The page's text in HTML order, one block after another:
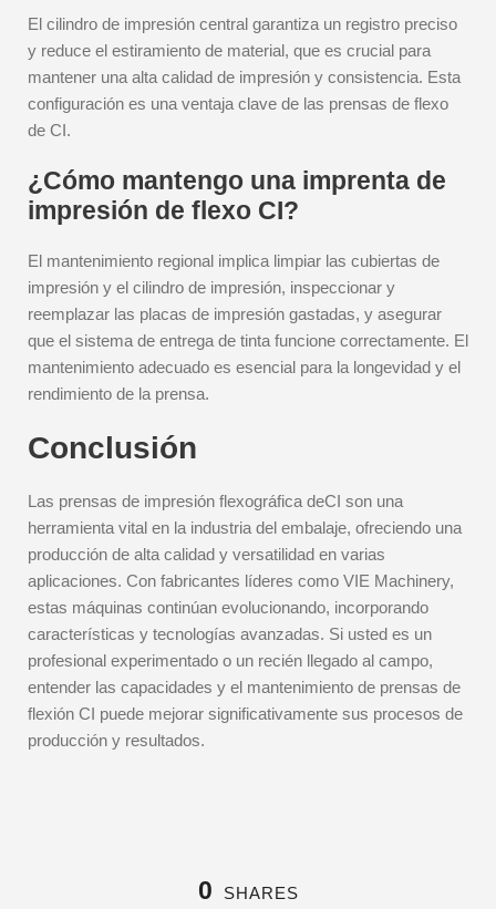
El cilindro de impresión central garantiza un registro preciso
y reduce el estiramiento de material, que es crucial para
mantener una alta calidad de impresión y consistencia. Esta
configuración es una ventaja clave de las prensas de flexo
de CI.
¿Cómo mantengo una imprenta de
impresión de flexo CI?
El mantenimiento regional implica limpiar las cubiertas de
impresión y el cilindro de impresión, inspeccionar y
reemplazar las placas de impresión gastadas, y asegurar
que el sistema de entrega de tinta funcione correctamente. El
mantenimiento adecuado es esencial para la longevidad y el
rendimiento de la prensa.
Conclusión
Las prensas de impresión flexográfica deCI son una
herramienta vital en la industria del embalaje, ofreciendo una
producción de alta calidad y versatilidad en varias
aplicaciones. Con fabricantes líderes como VIE Machinery,
estas máquinas continúan evolucionando, incorporando
características y tecnologías avanzadas. Si usted es un
profesional experimentado o un recién llegado al campo,
entender las capacidades y el mantenimiento de prensas de
flexión CI puede mejorar significativamente sus procesos de
producción y resultados.
0 SHARES